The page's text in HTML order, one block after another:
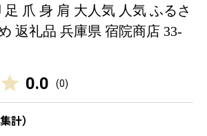
爪 身 肩 大人気 人気 ふるさ
返礼品 兵庫県 宿院商店 33-
0.0 (0)
計）